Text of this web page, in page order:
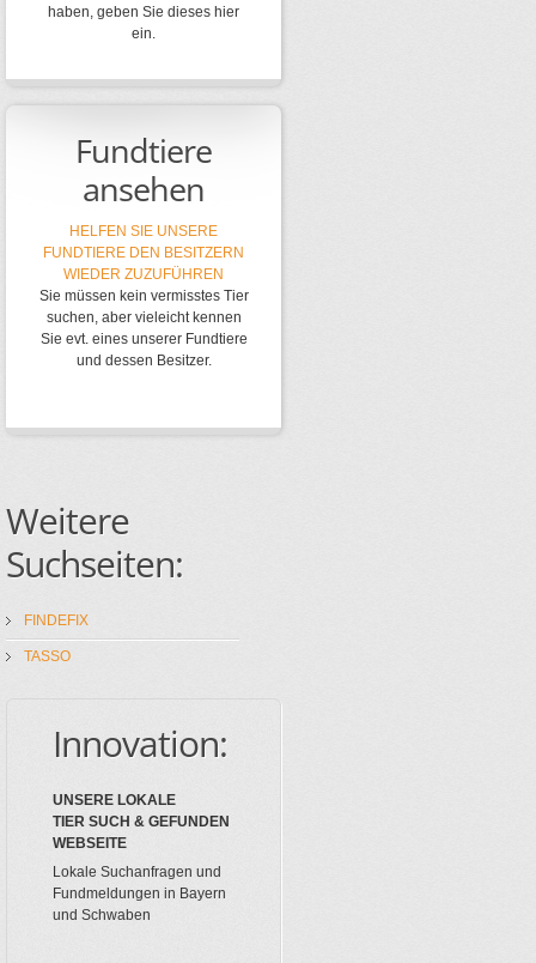
haben, geben Sie dieses hier
ein.
Fundtiere
ansehen
HELFEN SIE UNSERE
FUNDTIERE DEN BESITZERN
WIEDER ZUZUFÜHREN
Sie müssen kein vermisstes Tier
suchen, aber vieleicht kennen
Sie evt. eines unserer Fundtiere
und dessen Besitzer.
Weitere
Suchseiten:
FINDEFIX
TASSO
Innovation:
UNSERE LOKALE
TIER SUCH & GEFUNDEN
WEBSEITE
Lokale Suchanfragen und
Fundmeldungen in Bayern
und Schwaben